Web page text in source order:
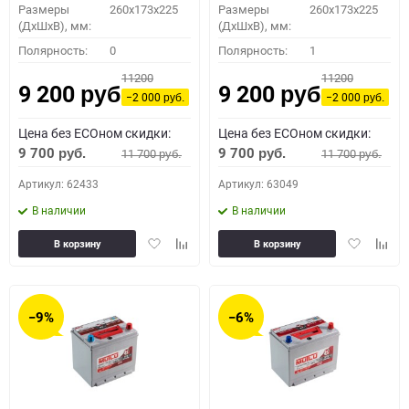
Размеры
(ДхШхВ), мм:
260x173x225
Полярность: 0
9 200 руб.
11200
−2 000руб.
Цена без ECOном скидки:
9 700 руб. 11 700руб.
Артикул: 62433
В наличии
ДобавитьДобавить
В корзину
Размеры
(ДхШхВ), мм:
260x173x225
Полярность: 1
9 200 руб.
11200
−2 000руб.
Цена без ECOном скидки:
9 700 руб. 11 700руб.
Артикул: 63049
В наличии
Добавить
В корзину
−9% −6%